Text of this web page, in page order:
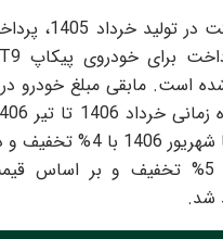
در طرح مشارکت
است. مابقی مبلغ خودرو
در بازه مرداد تا شهریور
آبان 1406 با 5% تخفیف و بر
شد.